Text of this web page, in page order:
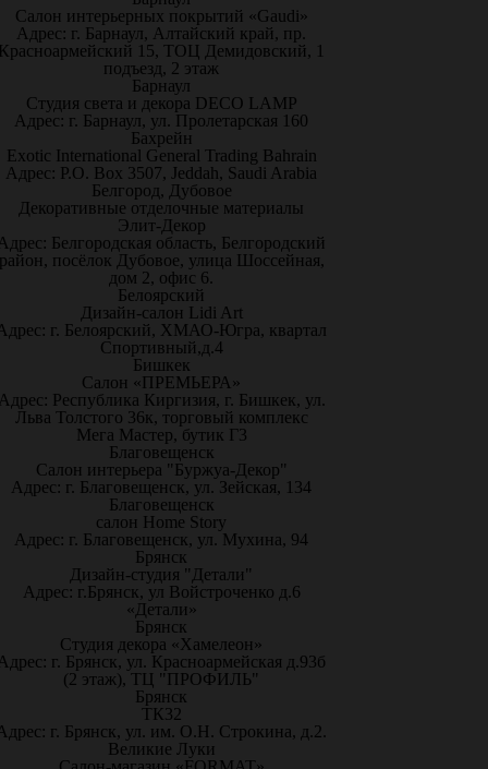
Салон интерьерных покрытий «Gaudi»
Адрес: г. Барнаул, Алтайский край, пр.
15, ТОЦ Демидовский, 1
подъезд, 2 этаж
Барнаул
Студия света и декора DECO LAMP
Адрес: г. Барнаул, ул. Пролетарская 160
Бахрейн
Exotic International General Trading Bahrain
Адрес: P.O. Box 3507, Jeddah, Saudi Arabia
Белгород, Дубовое
Декоративные отделочные материалы
Элит-Декор
Белгородская область, Белгородский
посёлок Дубовое, улица Шоссейная,
дом 2, офис 6.
Белоярский
Дизайн-салон Lidi Art
г. Белоярский, ХМАО-Югра, квартал
Спортивный,д.4
Бишкек
Салон «ПРЕМЬЕРА»
Республика Киргизия, г. Бишкек, ул.
Льва Толстого 36к, торговый комплекс
Мега Мастер, бутик Г3
Благовещенск
Салон интерьера "Буржуа-Декор"
Адрес: г. Благовещенск, ул. Зейская, 134
Благовещенск
салон Home Story
Адрес: г. Благовещенск, ул. Мухина, 94
Брянск
Дизайн-студия "Детали"
Адрес: г.Брянск, ул Войстроченко д.6
«Детали»
Брянск
Студия декора «Хамелеон»
г. Брянск, ул. Красноармейская д.93б
(2 этаж), ТЦ "ПРОФИЛЬ"
Брянск
ТК32
г. Брянск, ул. им. О.Н. Строкина, д.2.
Великие Луки